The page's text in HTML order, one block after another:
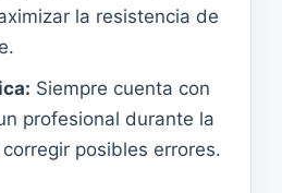
la resistencia de
Siempre cuenta con
profesional durante la
posibles errores.